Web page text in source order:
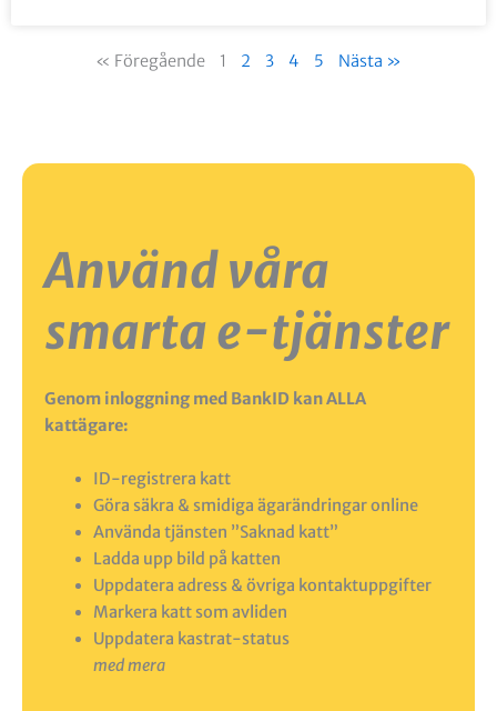
« Föregående 1 2 3 4 5 Nästa »
Använd våra
smarta e-tjänster
Genom inloggning med BankID kan ALLA
kattägare:
ID-registrera katt
Göra säkra & smidiga ägarändringar online
Använda tjänsten ”Saknad katt”
Ladda upp bild på katten
Uppdatera adress & övriga kontaktuppgifter
Markera katt som avliden
Uppdatera kastrat-status
med mera